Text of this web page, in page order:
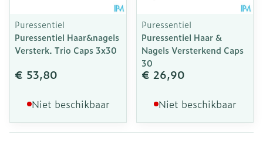
Puressentiel
Puressentiel Haar&nagels
Versterk. Trio Caps 3x30
€ 53,80
Niet beschikbaar
Puressentiel
Puressentiel Haar &
Nagels Versterkend Caps
30
€ 26,90
Niet beschikbaar